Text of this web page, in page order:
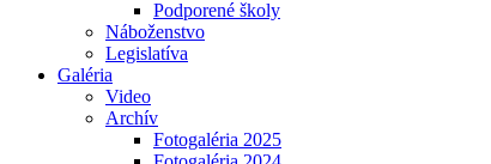
Podporené školy
Náboženstvo
Legislatíva
Galéria
Video
Archív
Fotogaléria 2025